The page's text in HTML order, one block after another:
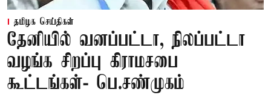
தமிழக செய்திகள்
தேனியில் வனப்பட்டா, நிலப்பட்டா
வழங்க சிறப்பு கிராமசபை
கூட்டங்கள்- பெ.சண்முகம்